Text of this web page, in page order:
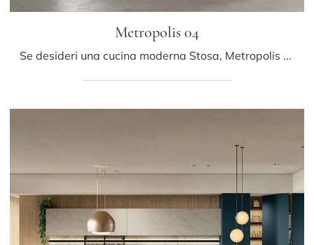
Metropolis 04
Se desideri una cucina moderna Stosa, Metropolis 04 in legno ti aspetta nel nostro negozio di Cucine Moderne con penisola.